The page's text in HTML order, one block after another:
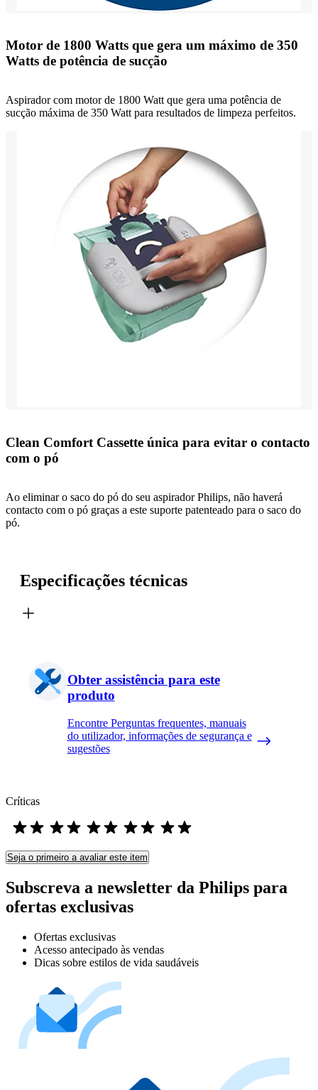
Motor de 1800 Watts que gera um máximo de 350
Watts de potência de sucção
Aspirador com motor de 1800 Watt que gera uma potência de
sucção máxima de 350 Watt para resultados de limpeza perfeitos.
Clean Comfort Cassette única para evitar o contacto
com o pó
Ao eliminar o saco do pó do seu aspirador Philips, não haverá
contacto com o pó graças a este suporte patenteado para o saco do
pó.
Especificações técnicas
Obter assistência para este
produto
Encontre Perguntas frequentes, manuais
do utilizador, informações de segurança e
sugestões
Críticas
Seja o primeiro a avaliar este item
Subscreva a newsletter da Philips para
ofertas exclusivas
Ofertas exclusivas
Acesso antecipado às vendas
Dicas sobre estilos de vida saudáveis